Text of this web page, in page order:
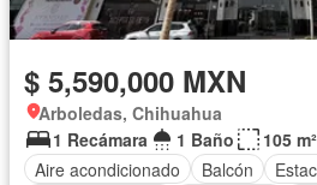
$ 5,590,000 MXN
Arboledas, Chihuahua
1 Recámara
1 Baño
105 m²
Aire acondicionado
Balcón